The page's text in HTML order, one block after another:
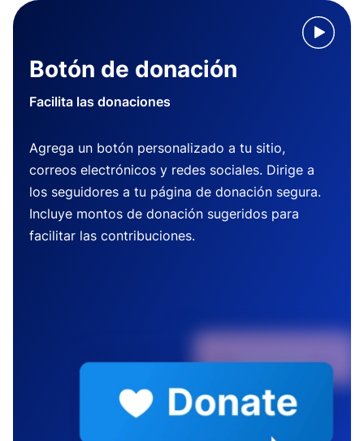
Botón de donación
Facilita las donaciones
Agrega un botón personalizado a tu sitio,
correos electrónicos y redes sociales. Dirige a
los seguidores a tu página de donación segura.
Incluye montos de donación sugeridos para
facilitar las contribuciones.